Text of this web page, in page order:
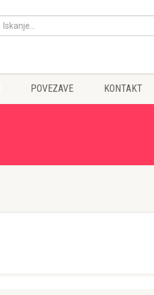
POVEZAVE KONTAKT